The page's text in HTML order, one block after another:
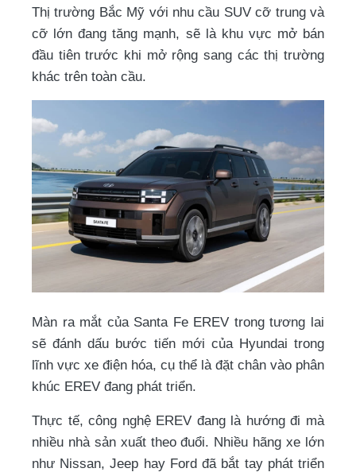
Thị trường Bắc Mỹ với nhu cầu SUV cỡ trung và
cỡ lớn đang tăng mạnh, sẽ là khu vực mở bán
đầu tiên trước khi mở rộng sang các thị trường
khác trên toàn cầu.
Màn ra mắt của Santa Fe EREV trong tương lai
sẽ đánh dấu bước tiến mới của Hyundai trong
lĩnh vực xe điện hóa, cụ thể là đặt chân vào phân
khúc EREV đang phát triển.
Thực tế, công nghệ EREV đang là hướng đi mà
nhiều nhà sản xuất theo đuổi. Nhiều hãng xe lớn
như Nissan, Jeep hay Ford đã bắt tay phát triển